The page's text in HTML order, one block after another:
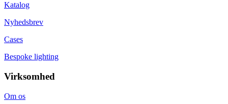
Katalog
Nyhedsbrev
Cases
Bespoke lighting
Virksomhed
Om os